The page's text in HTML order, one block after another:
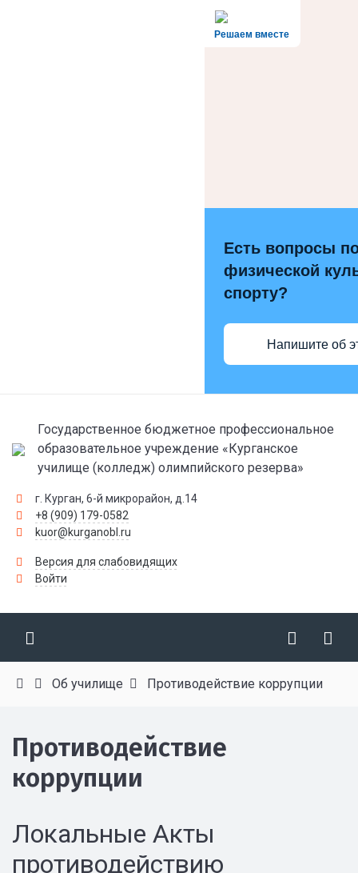
Решаем вместе
Есть вопросы
физической
спорту?
Напишите об
Государственное бюджетное профессиональное
образовательное учреждение «Курганское
училище (колледж) олимпийского резерва»
г. Курган, 6-й микрорайон, д.14
+8 (909) 179-0582
kuor@kurganobl.ru
Версия для слабовидящих
Войти
Об училище Противодействие коррупции
Противодействие
коррупции
Локальные Акты
противодействию